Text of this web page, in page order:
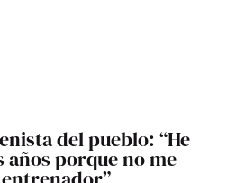
del pueblo: “He
porque no me